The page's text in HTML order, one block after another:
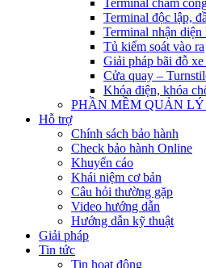
Terminal chấm
Terminal độc lập,
Terminal nhận diện
Tủ kiểm soát vào ra
Giải pháp bãi đỗ
Cửa quay –
Khóa điện, khóa
PHẦN MỀM QUẢN
Hỗ trợ
Chính sách bảo hành
Check bảo hành Online
Khuyến cáo
Khái niệm cơ bản
Câu hỏi thường gặp
Video hướng dẫn
Hướng dẫn kỹ thuật
Giải pháp
Tin tức
Tin hoạt động